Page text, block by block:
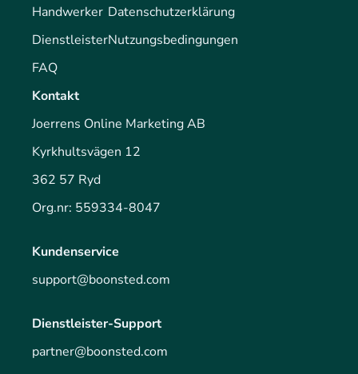
Handwerker
Dienstleister
FAQ
Datenschutzerklärung
Nutzungsbedingungen
Kontakt
Joerrens Online Marketing AB
Kyrkhultsvägen 12
362 57 Ryd
Org.nr: 559334-8047
Kundenservice
support@boonsted.com
Dienstleister-Support
partner@boonsted.com